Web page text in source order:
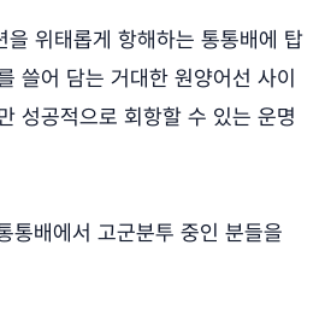
을 위태롭게 항해하는 통통배에 탑
쓸어 담는 거대한 원양어선 사이
성공적으로 회항할 수 있는 운명
통배에서 고군분투 중인 분들을